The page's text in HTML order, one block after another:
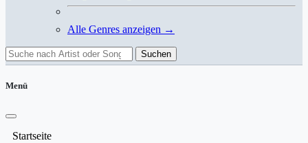
Alle Genres anzeigen →
Suchen
Menü
Startseite